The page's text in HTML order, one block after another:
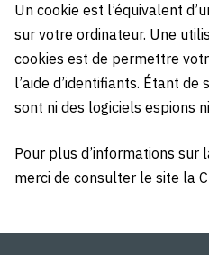
Un cookie est l’équivalent
sur votre ordinateur. Une
cookies est de permettre
l’aide d’identifiants. Étant
sont ni des logiciels espions
Pour plus d’informations sur
merci de consulter le site la